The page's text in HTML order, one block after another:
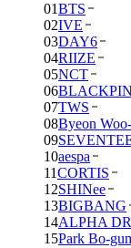
01BTS
02IVE
03DAY6
04RIIZE
05NCT
06
07TWS
08Byeon
09
10aespa
11CORTIS
12SHINee
13BIGBANG
14ALPHA
15Park Bo-